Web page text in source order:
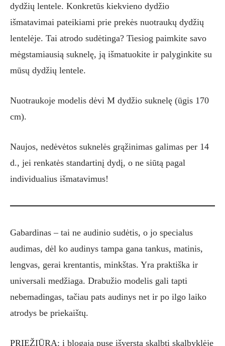
dydžių lentele. Konkretūs kiekvieno dydžio
išmatavimai pateikiami prie prekės nuotraukų dydžių
lentelėje. Tai atrodo sudėtinga? Tiesiog paimkite savo
mėgstamiausią suknelę, ją išmatuokite ir palyginkite su
mūsų dydžių lentele.
Nuotraukoje modelis dėvi M dydžio suknelę (ūgis 170
cm).
Naujos, nedėvėtos suknelės grąžinimas galimas per 14
d., jei renkatės standartinį dydį, o ne siūtą pagal
individualius išmatavimus!
Gabardinas – tai ne audinio sudėtis, o jo specialus
audimas, dėl ko audinys tampa gana tankus, matinis,
lengvas, gerai krentantis, minkštas. Yra praktiška ir
universali medžiaga. Drabužio modelis gali tapti
nebemadingas, tačiau pats audinys net ir po ilgo laiko
atrodys be priekaištų.
PRIEŽIŪRA: į blogąją pusę išverstą skalbti skalbyklėje